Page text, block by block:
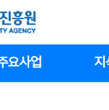
요사업 지